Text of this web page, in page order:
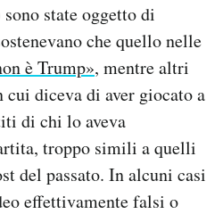
state oggetto di
che quello nelle
è Trump», mentre altri
cui diceva di aver giocato a
di chi lo aveva
troppo simili a quelli
del passato. In alcuni casi
effettivamente falsi o